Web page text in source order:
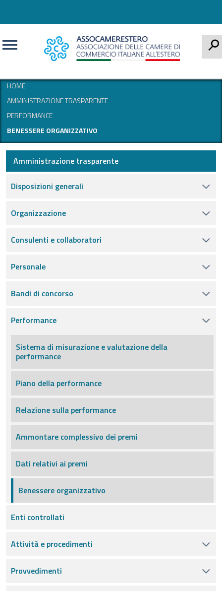
HOME
AMMINISTRAZIONE TRASPARENTE
PERFORMANCE
BENESSERE ORGANIZZATIVO
Amministrazione trasparente
Disposizioni generali
Organizzazione
Consulenti e collaboratori
Personale
Bandi di concorso
Performance
Sistema di misurazione e valutazione della
performance
Piano della performance
Relazione sulla performance
Ammontare complessivo dei premi
Dati relativi ai premi
Benessere organizzativo
Enti controllati
Attività e procedimenti
Provvedimenti